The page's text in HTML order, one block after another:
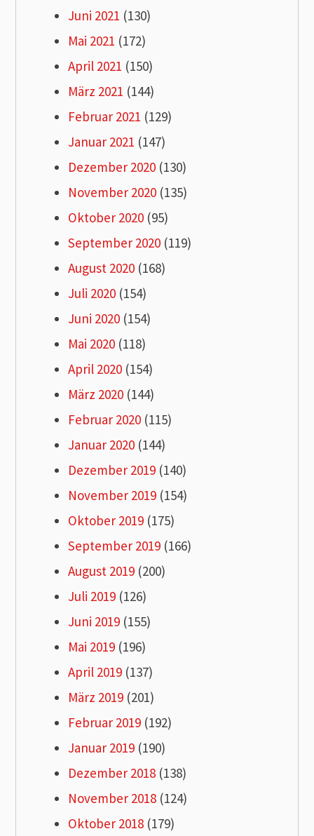
Juni 2021 (130)
Mai 2021 (172)
April 2021 (150)
März 2021 (144)
Februar 2021 (129)
Januar 2021 (147)
Dezember 2020 (130)
November 2020 (135)
Oktober 2020 (95)
September 2020 (119)
August 2020 (168)
Juli 2020 (154)
Juni 2020 (154)
Mai 2020 (118)
April 2020 (154)
März 2020 (144)
Februar 2020 (115)
Januar 2020 (144)
Dezember 2019 (140)
November 2019 (154)
Oktober 2019 (175)
September 2019 (166)
August 2019 (200)
Juli 2019 (126)
Juni 2019 (155)
Mai 2019 (196)
April 2019 (137)
März 2019 (201)
Februar 2019 (192)
Januar 2019 (190)
Dezember 2018 (138)
November 2018 (124)
Oktober 2018 (179)